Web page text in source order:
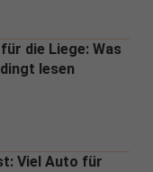
die Liege: Was
lesen
Viel Auto für